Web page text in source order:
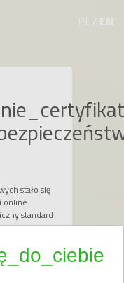
PL / EN
stało się
online.
standard
symbol
że ich
płatnicze